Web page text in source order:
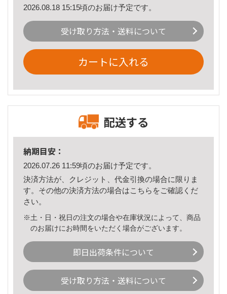
2026.08.18 15:15頃のお届け予定です。
受け取り方法・送料について
カートに入れる
配送する
納期目安：
2026.07.26 11:59頃のお届け予定です。
決済方法が、クレジット、代金引換の場合に限りま
す。その他の決済方法の場合はこちら をご確認くだ
さい。
※土・日・祝日の注文の場合や在庫状況によって、商品
のお届けにお時間をいただく場合がございます。
即日出荷条件について
受け取り方法・送料について